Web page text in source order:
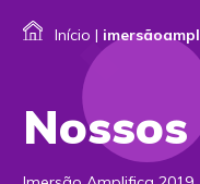
Início |